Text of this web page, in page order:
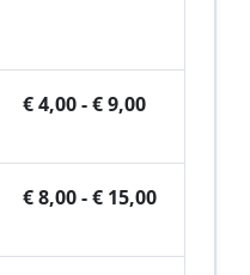
€ 4,00 - € 9,00
€ 8,00 - € 15,00